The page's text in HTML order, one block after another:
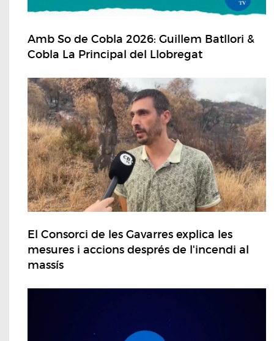
Amb So de Cobla 2026: Guillem Batllori &
Cobla La Principal del Llobregat
El Consorci de les Gavarres explica les
mesures i accions després de l'incendi al
massís